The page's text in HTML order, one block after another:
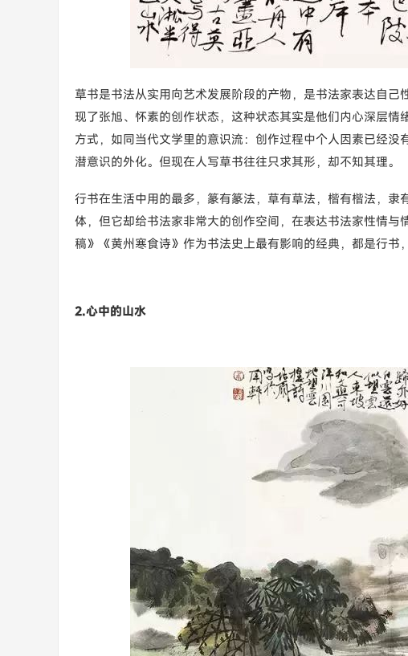
草书是书法从实用向艺术发展阶段的产物，是书法家表达自己
现了张旭、怀素的创作状态，这种状态其实是他们内心深层
方式，如同当代文学里的意识流：创作过程中个人因素已经
潜意识的外化。但现在人写草书往往只求其形，却不知其理。
行书在生活中用的最多，篆有篆法，草有草法，楷有楷法，
体，但它却给书法家非常大的创作空间，在表达书法家性情
稿》《黄州寒食诗》作为书法史上最有影响的经典，都是行书
2.心中的山水